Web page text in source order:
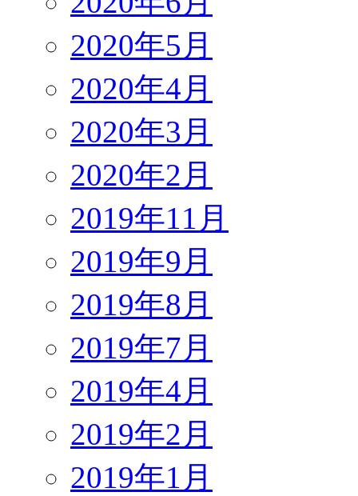
2020年5月
2020年4月
2020年3月
2020年2月
2019年11月
2019年9月
2019年8月
2019年7月
2019年4月
2019年2月
2019年1月